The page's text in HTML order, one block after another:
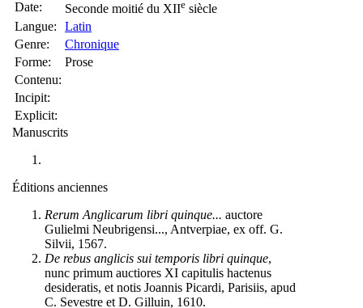
Date:
Seconde moitié du XIIe siècle
Langue:
Latin
Genre:
Chronique
Forme:
Prose
Contenu:
Incipit:
Explicit:
Manuscrits
Éditions anciennes
Rerum Anglicarum libri quinque... auctore
Gulielmi Neubrigensi..., Antverpiae, ex off. G.
Silvii, 1567.
De rebus anglicis sui temporis libri quinque,
nunc primum auctiores XI capitulis hactenus
desideratis, et notis Joannis Picardi, Parisiis, apud
C. Sevestre et D. Gilluin, 1610.